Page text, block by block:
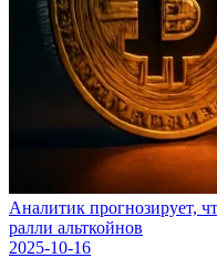
Аналитик прогнозирует,
ралли альткойнов
2025-10-16